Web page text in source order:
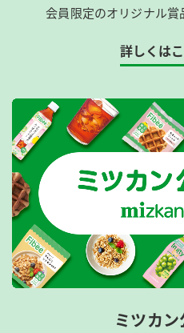
会員限定のオリジナル賞
詳しくは
ミツカ